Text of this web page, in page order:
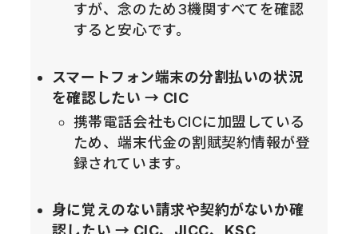
すが、念のため3機関すべてを確認
すると安心です。
スマートフォン端末の分割払いの状況
を確認したい → CIC
携帯電話会社もCICに加盟している
ため、端末代金の割賦契約情報が登
録されています。
身に覚えのない請求や契約がないか確
認したい → CIC、JICC、KSC